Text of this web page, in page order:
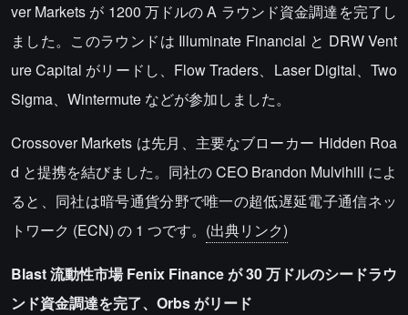
ver Markets が 1200 万ドルの A ラウンド資金調達を完了し
ました。このラウンドは Illuminate Financial と DRW Vent
ure Capital がリードし、Flow Traders、Laser Digital、Two
Sigma、Wintermute などが参加しました。
Crossover Markets は先月、主要なブローカー Hidden Roa
d と提携を結びました。同社の CEO Brandon Mulvihill によ
ると、同社は暗号通貨分野で唯一の超低遅延電子通信ネッ
トワーク (ECN) の 1 つです。 (出典リンク)
Blast 流動性市場 Fenix Finance が 30 万ドルのシードラウ
ンド資金調達を完了、Orbs がリード